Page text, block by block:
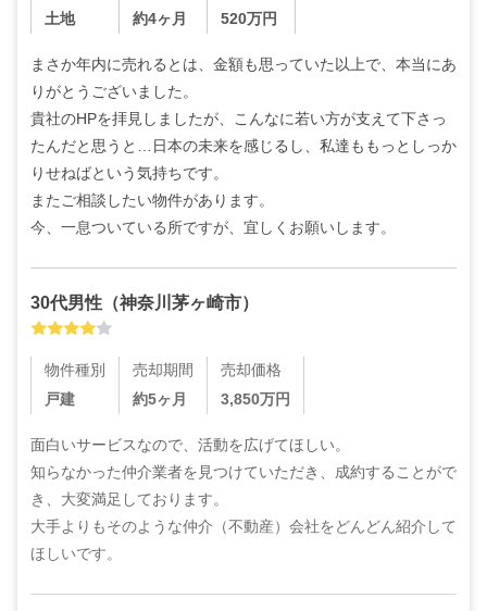
土地
約4ヶ月
520万円
まさか年内に売れるとは、金額も思っていた以上で、本当にあ
りがとうございました。
貴社のHPを拝見しましたが、こんなに若い方が支えて下さっ
たんだと思うと…日本の未来を感じるし、私達ももっとしっか
りせねばという気持ちです。
またご相談したい物件があります。
今、一息ついている所ですが、宜しくお願いします。
30代男性 （神奈川茅ヶ崎市）
物件種別
戸建
売却期間
約5ヶ月
売却価格
3,850万円
面白いサービスなので、活動を広げてほしい。
知らなかった仲介業者を見つけていただき、成約することがで
き、大変満足しております。
大手よりもそのような仲介（不動産）会社をどんどん紹介して
ほしいです。